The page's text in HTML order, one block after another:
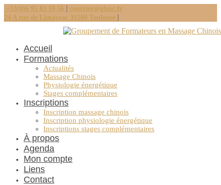
+33(0)6 95 83 59 56 | courrier@gfmc.fr
24 A rue de Limayrac 31500 Toulouse |
Accueil
Formations
Actualités
Massage Chinois
Physiologie énergétique
Stages complémentaires
Inscriptions
Inscription massage chinois
Inscription physiologie énergétique
Inscriptions stages complémentaires
À propos
Agenda
Mon compte
Liens
Contact